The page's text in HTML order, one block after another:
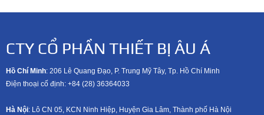
CTY CỔ PHẦN THIẾT BỊ ÂU Á
Hồ Chí Minh: 206 Lê Quang Đạo, P. Trung Mỹ Tây, Tp. Hồ Chí Minh
Điện thoại cố định: +84 (28) 36364033
Hà Nội: Lô CN 05, KCN Ninh Hiệp, Huyện Gia Lâm, Thành phố Hà Nội